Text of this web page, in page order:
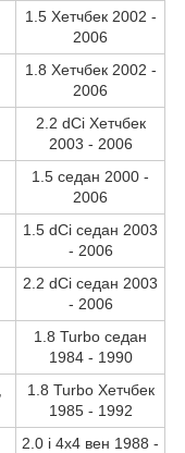
1.5 Хетчбек 2002 -
2006
1.8 Хетчбек 2002 -
2006
2.2 dCi Хетчбек
2003 - 2006
1.5 седан 2000 -
2006
1.5 dCi седан 2003
- 2006
2.2 dCi седан 2003
- 2006
1.8 Turbo седан
1984 - 1990
1.8 Turbo Хетчбек
1985 - 1992
2.0 i 4x4 вен 1988 -